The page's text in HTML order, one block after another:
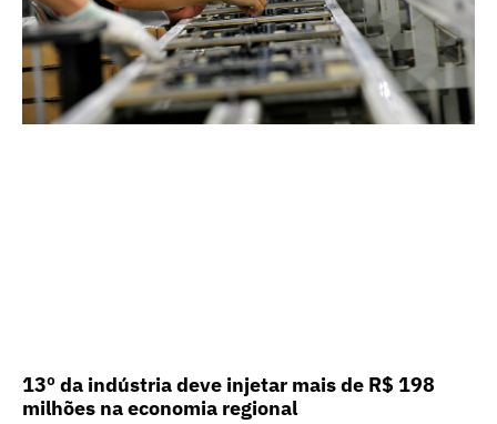
13º da indústria deve injetar mais de R$ 198
milhões na economia regional